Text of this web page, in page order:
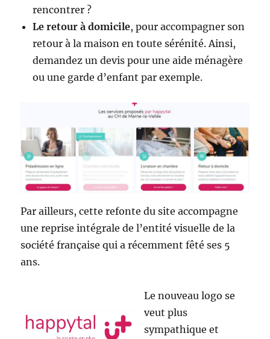
rencontrer ?
Le retour à domicile, pour accompagner son
retour à la maison en toute sérénité. Ainsi,
demandez un devis pour une aide ménagère
ou une garde d’enfant par exemple.
Par ailleurs, cette refonte du site accompagne
une reprise intégrale de l’entité visuelle de la
société française qui a récemment fêté ses 5
ans.
Le nouveau logo se
veut plus
sympathique et